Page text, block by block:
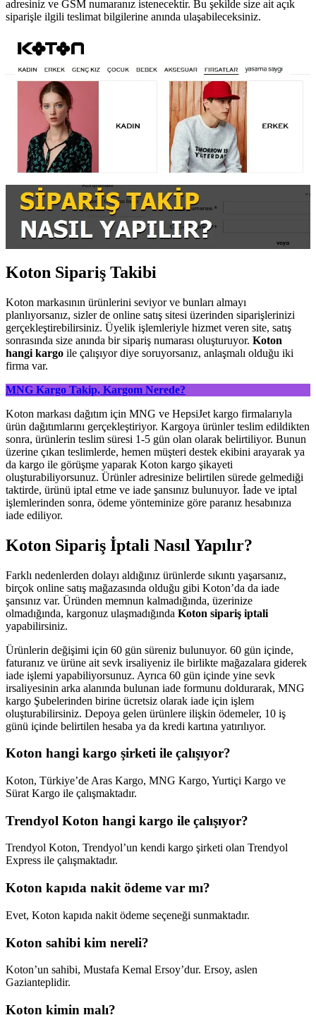
adresiniz ve GSM numaranız istenecektir. Bu şekilde size ait açık
siparişle ilgili teslimat bilgilerine anında ulaşabileceksiniz.
Koton Sipariş Takibi
Koton markasının ürünlerini seviyor ve bunları almayı
planlıyorsanız, sizler de online satış sitesi üzerinden siparişlerinizi
gerçekleştirebilirsiniz. Üyelik işlemleriyle hizmet veren site, satış
sonrasında size anında bir sipariş numarası oluşturuyor. Koton
hangi kargo ile çalışıyor diye soruyorsanız, anlaşmalı olduğu iki
firma var.
MNG Kargo Takip, Kargom Nerede?
Koton markası dağıtım için MNG ve HepsiJet kargo firmalarıyla
ürün dağıtımlarını gerçekleştiriyor. Kargoya ürünler teslim edildikten
sonra, ürünlerin teslim süresi 1-5 gün olan olarak belirtiliyor. Bunun
üzerine çıkan teslimlerde, hemen müşteri destek ekibini arayarak ya
da kargo ile görüşme yaparak Koton kargo şikayeti
oluşturabiliyorsunuz. Ürünler adresinize belirtilen sürede gelmediği
taktirde, ürünü iptal etme ve iade şansınız bulunuyor. İade ve iptal
işlemlerinden sonra, ödeme yönteminize göre paranız hesabınıza
iade ediliyor.
Koton Sipariş İptali Nasıl Yapılır?
Farklı nedenlerden dolayı aldığınız ürünlerde sıkıntı yaşarsanız,
birçok online satış mağazasında olduğu gibi Koton’da da iade
şansınız var. Üründen memnun kalmadığında, üzerinize
olmadığında, kargonuz ulaşmadığında Koton sipariş iptali
yapabilirsiniz.
Ürünlerin değişimi için 60 gün süreniz bulunuyor. 60 gün içinde,
faturanız ve ürüne ait sevk irsaliyeniz ile birlikte mağazalara giderek
iade işlemi yapabiliyorsunuz. Ayrıca 60 gün içinde yine sevk
irsaliyesinin arka alanında bulunan iade formunu doldurarak, MNG
kargo Şubelerinden birine ücretsiz olarak iade için işlem
oluşturabilirsiniz. Depoya gelen ürünlere ilişkin ödemeler, 10 iş
günü içinde belirtilen hesaba ya da kredi kartına yatırılıyor.
Koton hangi kargo şirketi ile çalışıyor?
Koton, Türkiye’de Aras Kargo, MNG Kargo, Yurtiçi Kargo ve
Sürat Kargo ile çalışmaktadır.
Trendyol Koton hangi kargo ile çalışıyor?
Trendyol Koton, Trendyol’un kendi kargo şirketi olan Trendyol
Express ile çalışmaktadır.
Koton kapıda nakit ödeme var mı?
Evet, Koton kapıda nakit ödeme seçeneği sunmaktadır.
Koton sahibi kim nereli?
Koton’un sahibi, Mustafa Kemal Ersoy’dur. Ersoy, aslen
Gazianteplidir.
Koton kimin malı?